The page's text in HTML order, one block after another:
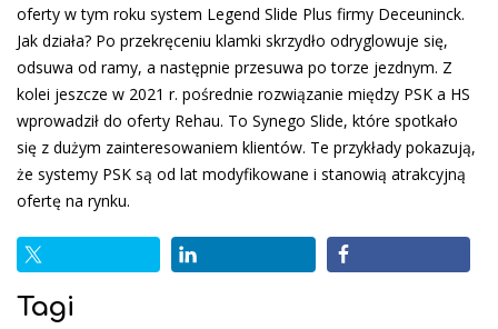
oferty w tym roku system Legend Slide Plus firmy Deceuninck.
Jak działa? Po przekręceniu klamki skrzydło odryglowuje się,
odsuwa od ramy, a następnie przesuwa po torze jezdnym. Z
kolei jeszcze w 2021 r. pośrednie rozwiązanie między PSK a HS
wprowadził do oferty Rehau. To Synego Slide, które spotkało
się z dużym zainteresowaniem klientów. Te przykłady pokazują,
że systemy PSK są od lat modyfikowane i stanowią atrakcyjną
ofertę na rynku.
Tagi